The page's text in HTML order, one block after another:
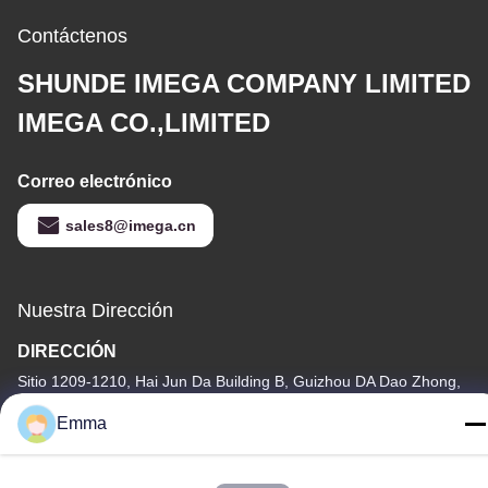
Contáctenos
SHUNDE IMEGA COMPANY LIMITED
IMEGA CO.,LIMITED
Correo electrónico
sales8@imega.cn
Nuestra Dirección
DIRECCIÓN
Sitio 1209-1210, Hai Jun Da Building B, Guizhou DA Dao Zhong,
Ronggui, Shunde, Foshan, Guangdong, China
Tel
Emma